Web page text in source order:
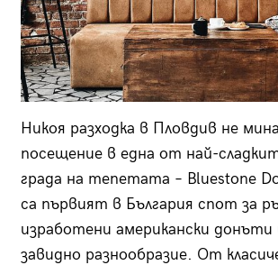
Никоя разходка в Пловдив не
посещение в една от най-
града на тепетата – Bluestone
са първият в България спот за
изработени американски донъти
завидно разнообразие. От